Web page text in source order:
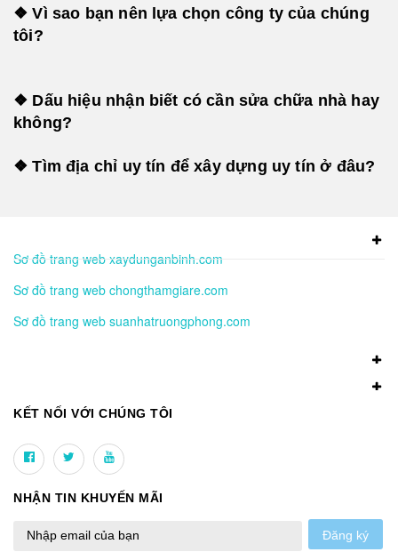
❖ Vì sao bạn nên lựa chọn công ty của chúng
tôi?
❖ Dấu hiệu nhận biết có cần sửa chữa nhà hay
không?
❖ Tìm địa chỉ uy tín để xây dựng uy tín ở đâu?
Sơ đồ trang web xaydunganbinh.com
Sơ đồ trang web chongthamgiare.com
Sơ đồ trang web suanhatruongphong.com
KẾT NỐI VỚI CHÚNG TÔI
NHẬN TIN KHUYẾN MÃI
Đăng ký